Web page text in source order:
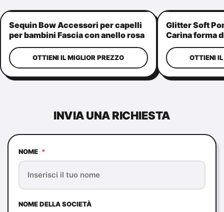
Sequin Bow Accessori per capelli
per bambini Fascia con anello rosa
OTTIENI IL MIGLIOR PREZZO
Glitter Soft
Carina forma
portacavallo
OTTIENI
INVIA UNA RICHIESTA
NOME *
NOME DELLA SOCIETÀ